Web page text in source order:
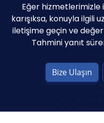
Eğer hizmetlerimizle
karışıksa, konuyla ilgili
iletişime geçin ve
Tahmini yanıt
Bize Ulaşın